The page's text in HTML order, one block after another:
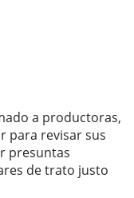
a productoras,
para revisar sus
presuntas
de trato justo